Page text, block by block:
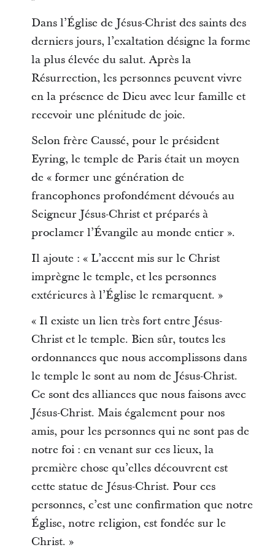
Dans l’Église de Jésus-Christ des saints des
derniers jours, l’exaltation désigne la forme
la plus élevée du salut. Après la
Résurrection, les personnes peuvent vivre
en la présence de Dieu avec leur famille et
recevoir une plénitude de joie.
Selon frère Caussé, pour le président
Eyring, le temple de Paris était un moyen
de « former une génération de
francophones profondément dévoués au
Seigneur Jésus-Christ et préparés à
proclamer l’Évangile au monde entier ».
Il ajoute : « L’accent mis sur le Christ
imprègne le temple, et les personnes
extérieures à l’Église le remarquent. »
« Il existe un lien très fort entre Jésus-
Christ et le temple. Bien sûr, toutes les
ordonnances que nous accomplissons dans
le temple le sont au nom de Jésus-Christ.
Ce sont des alliances que nous faisons avec
Jésus-Christ. Mais également pour nos
amis, pour les personnes qui ne sont pas de
notre foi : en venant sur ces lieux, la
première chose qu’elles découvrent est
cette statue de Jésus-Christ. Pour ces
personnes, c’est une confirmation que notre
Église, notre religion, est fondée sur le
Christ. »